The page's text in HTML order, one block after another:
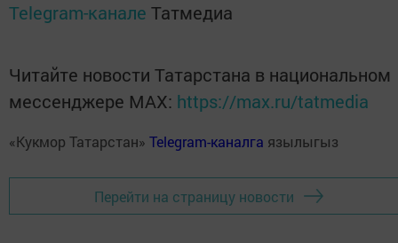
Telegram-канале Татмедиа
Читайте новости Татарстана в национальном
мессенджере MАХ: https://max.ru/tatmedia
«Кукмор Татарстан» Telegram-каналга язылыгыз
Перейти на страницу новости